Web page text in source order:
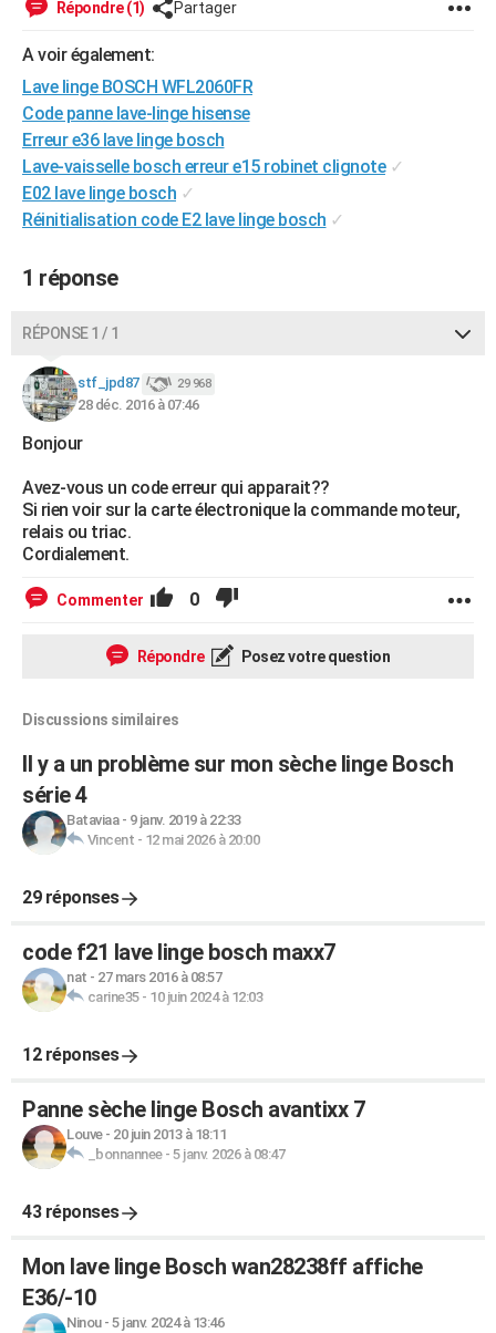
Destinations
City break
Voyage nature
Voyage de noces
Forum
Climat
BONS PLANS
CARTE DE VOEUX
Carte de Noël
Carte Bonne année
Carte Saint-Valentin
Carte Pâques
Carte d'anniversaire
DICTIONNAIRE
COPAINS D'AVANT
S'inscrire
Se connecter
Lycées
Collèges
Primaires
Universités
Entreprises
Service militaire
Avis de recherche
AVIS DE DÉCÈS
FORUM
Bricolage
Lifestyle
Culture
Sport
Auto
Television
Voyage
Cinema
Répondre (1) Partager
A voir également:
Lave linge BOSCH WFL2060FR
Code panne lave-linge hisense
Erreur e36 lave linge bosch
Lave-vaisselle bosch erreur e15 robinet clignote ✓
E02 lave linge bosch ✓
Réinitialisation code E2 lave linge bosch ✓
1 réponse
RÉPONSE 1 / 1
stf_jpd87 29 968
28 déc. 2016 à 07:46
Bonjour
Avez-vous un code erreur qui apparait??
Si rien voir sur la carte électronique la commande moteur,
relais ou triac.
Cordialement.
Commenter 0
Répondre Posez votre question
Discussions similaires
Il y a un problème sur mon sèche linge Bosch
série 4
Bataviaa- 9 janv. 2019 à 22:33
Vincent - 12 mai 2026 à 20:00
29 réponses
code f21 lave linge bosch maxx7
nat - 27 mars 2016 à 08:57
carine35- 10 juin 2024 à 12:03
12 réponses
Panne sèche linge Bosch avantixx 7
Louve- 20 juin 2013 à 18:11
_bonnannee- 5 janv. 2026 à 08:47
43 réponses
Mon lave linge Bosch wan28238ff affiche
E36/-10
Ninou- 5 janv. 2024 à 13:46